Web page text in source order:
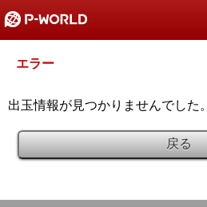
エラー
出玉情報が見つかりませんでした。
戻る